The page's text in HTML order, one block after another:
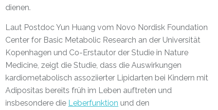
dienen.
Laut Postdoc Yun Huang vom Novo Nordisk Foundation
Center for Basic Metabolic Research an der Universität
Kopenhagen und Co-Erstautor der Studie in Nature
Medicine, zeigt die Studie, dass die Auswirkungen
kardiometabolisch assoziierter Lipidarten bei Kindern mit
Adipositas bereits früh im Leben auftreten und
insbesondere die Leberfunktion und den